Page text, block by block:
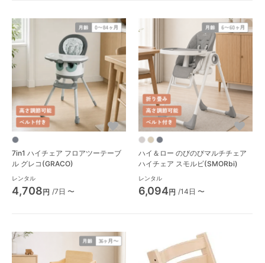
7in1 ハイチェア フロアツーテーブ
ル グレコ(GRACO)
レンタル
4,708円 /7日 〜
ハイ＆ロー のびのびマルチチェア
ハイチェア スモルビ(SMORbi)
レンタル
6,094円 /14日 〜